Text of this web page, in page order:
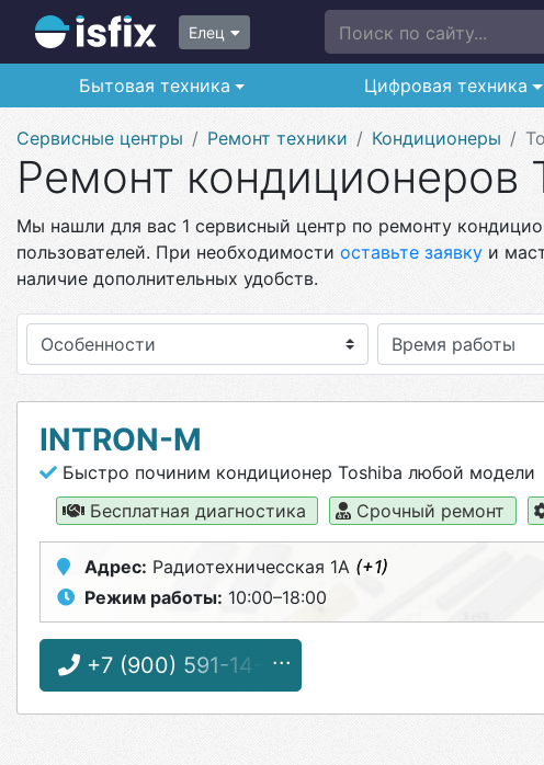
Елец Поиск по сайту...
Бытовая техника Цифровая техника
Сервисные центры Ремонт техники Кондиционеры
Ремонт кондиционеров
Мы нашли для вас 1 сервисный центр по ремонту
пользователей. При необходимости оставьте заявку и
наличие дополнительных удобств.
Особенности
INTRON-M
Быстро починим кондиционер Toshiba любой модели
Бесплатная диагностика
Срочный ремонт
Адрес: Радиотехничесская 1А (+1)
Режим работы: 10:00–18:00
+7 (900) 591-14-11